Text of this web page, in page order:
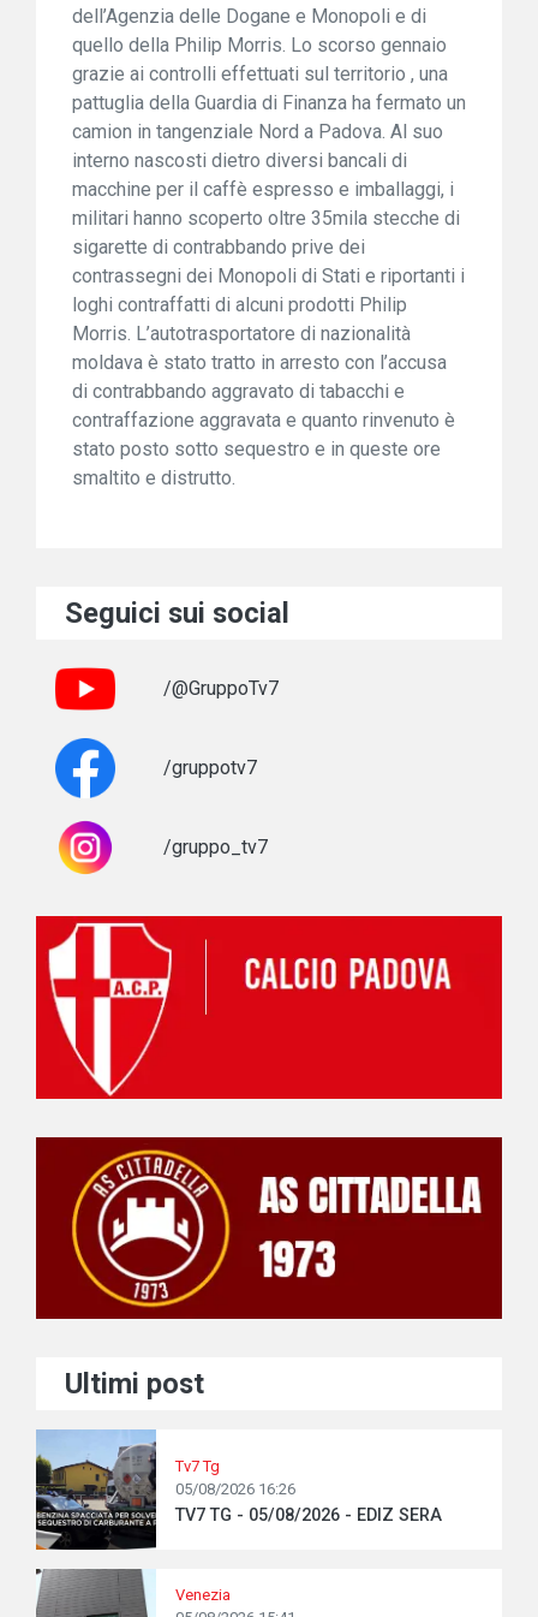
dell’Agenzia delle Dogane e Monopoli e di
quello della Philip Morris. Lo scorso gennaio
grazie ai controlli effettuati sul territorio , una
pattuglia della Guardia di Finanza ha fermato un
camion in tangenziale Nord a Padova. Al suo
interno nascosti dietro diversi bancali di
macchine per il caffè espresso e imballaggi, i
militari hanno scoperto oltre 35mila stecche di
sigarette di contrabbando prive dei
contrassegni dei Monopoli di Stati e riportanti i
loghi contraffatti di alcuni prodotti Philip
Morris. L’autotrasportatore di nazionalità
moldava è stato tratto in arresto con l’accusa
di contrabbando aggravato di tabacchi e
contraffazione aggravata e quanto rinvenuto è
stato posto sotto sequestro e in queste ore
smaltito e distrutto.
Seguici sui social
/@GruppoTv7
/gruppotv7
/gruppo_tv7
Ultimi post
Tv7 Tg
05/08/2026 16:26
TV7 TG - 05/08/2026 - EDIZ SERA
Venezia